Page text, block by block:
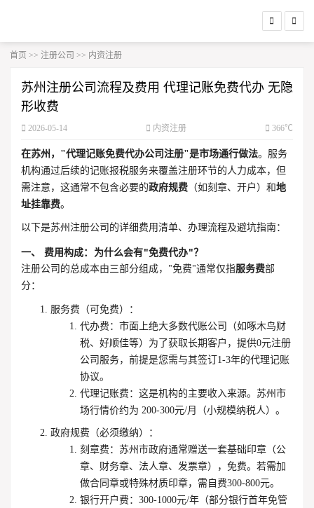
首页 >> 注册公司 >> 内资注册
苏州注册公司流程及费用 代理记账免费代办 无隐
形收费
2026-05-14 内资注册 366℃
在苏州，"代理记账免费代办公司注册"是市场通行做法。服务
机构通过后续的记账报税服务来覆盖注册环节的人力成本，但
需注意，这通常不包含必要的政府规费 （如刻章、开户）和地
址挂靠费。
以下是苏州注册公司的详细费用清单、办理流程及避坑指南：
一、 费用构成：为什么会有"免费代办"？
注册公司的总成本由三部分组成，"免费"通常仅指服务费部
分：
服务费（可免费）
：
代办费 ：市面上绝大多数代账公司（如啄木鸟财
税、好顺佳等）为了获取长期客户，提供0元注册
公司 服务，前提是您需与其签订1-3年的代理记账
协议。
代理记账费 ：这是机构的主要收入来源。苏州市
场行情价约为 200-300元/月 （小规模纳税人）。
政府规费（必须缴纳）
：
刻章费 ：苏州市政府通常赠送一套基础印章（公
章、财务章、法人章、发票章）， 免费。若需加
做合同章或特殊材质印章，需自费300-800元。
银行开户费 ： 300-1000元/年 （部分银行首年免管